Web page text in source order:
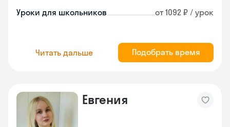
Уроки для школьников от 1092 ₽ / урок
Читать дальше Подобрать время
Евгения